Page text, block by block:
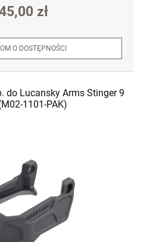
3 125,00 zł
3 125,00 zł
zł
O DOSTĘPNOŚCI
do Lucansky Arms Stinger 9
1101-PAK)